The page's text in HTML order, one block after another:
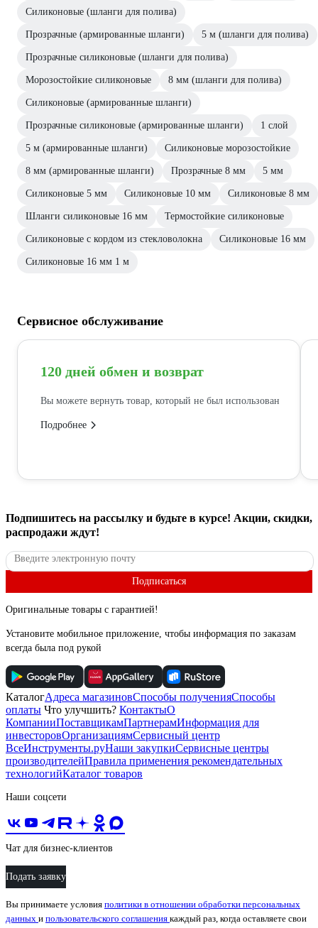
Силиконовые (шланги для полива)
Прозрачные (армированные шланги) 5 м (шланги для полива)
Прозрачные силиконовые (шланги для полива)
Морозостойкие силиконовые 8 мм (шланги для полива)
Силиконовые (армированные шланги)
Прозрачные силиконовые (армированные шланги) 1 слой
5 м (армированные шланги) Силиконовые морозостойкие
8 мм (армированные шланги) Прозрачные 8 мм 5 мм
Силиконовые 5 мм Силиконовые 10 мм Силиконовые 8 мм
Шланги силиконовые 16 мм Термостойкие силиконовые
Силиконовые с кордом из стекловолокна Силиконовые 16 мм
Силиконовые 16 мм 1 м
Сервисное обслуживание
120 дней обмен и возврат
Вы можете вернуть товар, который не был использован
Подробнее
Подпишитесь на рассылку и будьте в курсе! Акции, скидки,
распродажи ждут!
Подписаться
Оригинальные товары с гарантией!
Установите мобильное приложение, чтобы информация по заказам
всегда была под рукой
КаталогАдреса магазиновСпособы полученияСпособы
оплаты Что улучшить? КонтактыО
КомпанииПоставщикамПартнерамИнформация для
инвесторовОрганизациямСервисный центр
ВсеИнструменты.руНаши закупкиСервисные центры
производителейПравила применения рекомендательных
технологийКаталог товаров
Наши соцсети
Чат для бизнес-клиентов
Подать заявку
Вы принимаете условия политики в отношении обработки персональных
данных и пользовательского соглашения каждый раз, когда оставляете свои